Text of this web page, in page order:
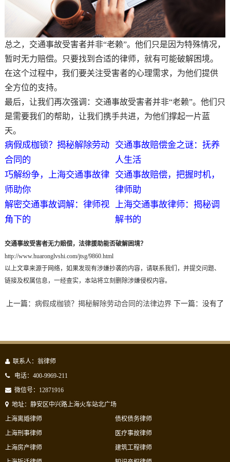
总之，交通事故受害者并非“老赖”。他们只是因为特殊情况，
暂时无力赔偿。只要找到合适的律师，就有可能破解困境。
在这个过程中，我们要关注受害者的心理需求，为他们提供
全方位的支持。
最后，让我们再次强调：交通事故受害者并非“老赖”。他们只
是需要我们的帮助，让我们携手共进，为他们撑起一片蓝
天。
病假成枷锁？揭秘解除劳动
合同的
交通事故赔偿金之谜：抚养
人生活
巧解纷争，上海交通事故律
师助你
交通事故赔偿，把握时机，
律师助
解密交通事故调解：律师视
角下的
上海交通事故律师：揭秘调
解书的
交通事故受害者无力赔偿，法律援助能否破解困境？
http://www.huaronglvshi.com/jtsg/9860.html
以上文章来源于网络，如果发现有涉嫌抄袭的内容，请联系我们，并提交问题、
链接及权属信息，一经查实，本站将立刻删除涉嫌侵权内容。
上一篇： 病假成枷锁？揭秘解除劳动合同的法律边界下一篇：没有了
联系人：翁律师
电话：400-9969-211
微信号：12871916
地址：静安区中兴路上海火车站北广场
上海离婚律师
上海刑事律师
上海房产律师
债权债务律师
医疗事故律师
建筑工程律师